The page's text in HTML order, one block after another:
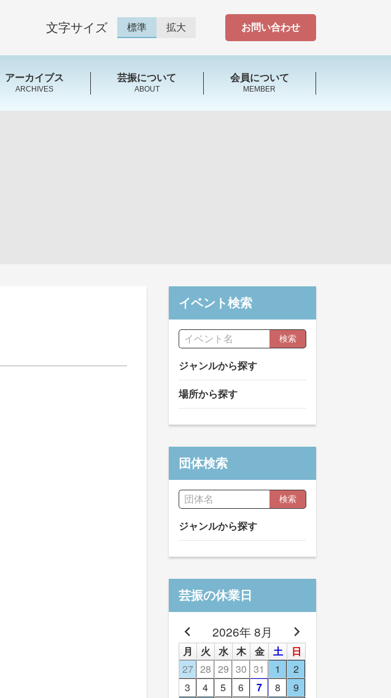
文字サイズ 標準 拡大 お問い合わせ
アーカイブス
ARCHIVES
芸振について
ABOUT
会員について
MEMBER
イベント検索
検索
ジャンルから探す
場所から探す
団体検索
検索
ジャンルから探す
芸振の休業日
2026年 8月
月 火 水 木 金 土
日
27 28 29 30 31 1
2
3
4 5 6 7 8
9